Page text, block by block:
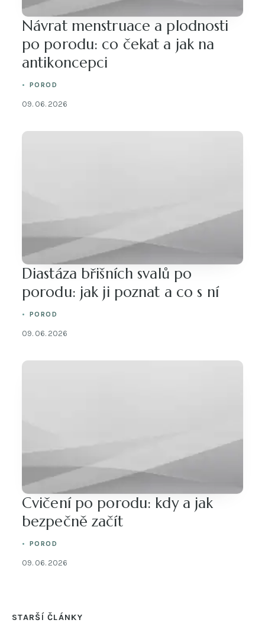
Návrat menstruace a plodnosti
po porodu: co čekat a jak na
antikoncepci
POROD
09. 06. 2026
Diastáza břišních svalů po
porodu: jak ji poznat a co s ní
POROD
09. 06. 2026
Cvičení po porodu: kdy a jak
bezpečně začít
POROD
09. 06. 2026
STARŠÍ ČLÁNKY